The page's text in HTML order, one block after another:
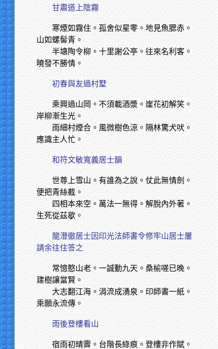
甘肅道上陰霧
寒煙如霧住。孤舍似星零。地見魚腮赤。
山如螺髻青。
半塘陶令柳。十里謝公亭。往來名利客。
曉發不勝情。
初春與友過村墅
乘興過山岡。不須載酒漿。崖花初解笑。
岸柳漸生光。
雨細村煙合。風微樹色涼。隔林驚犬吠。
應識主人忙。
和符文敏寬義居士韻
世尊上雪山。有誰為之說。仗此無情劍。
便把青絲截。
四相本來空。萬法一無得。解脫內外著。
生死從茲歇。
龍澄徹居士因印光法師書令修牢山居士屢
請余往住答之
常憶憨山老。一誠動九天。桑榆嗟已晚。
建樹讓當賢。
大志翻江海。涓流成湧泉。印師書一紙。
乘願永流傳。
雨後登樓看山
宿雨初晴霽。台階長綠痕。登樓非作賦。